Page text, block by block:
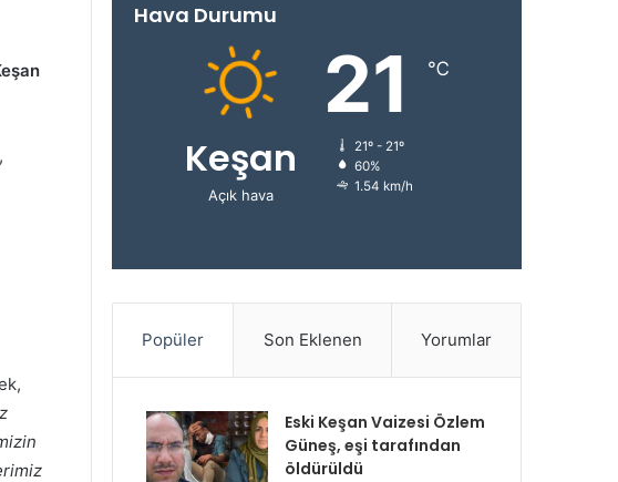
,
Hava Durumu
Keşan
Açık hava
21 ℃
21º - 21º
60%
1.54 km/h
Popüler Son Eklenen Yorumlar
Eski Keşan Vaizesi Özlem
Güneş, eşi tarafından
öldürüldü